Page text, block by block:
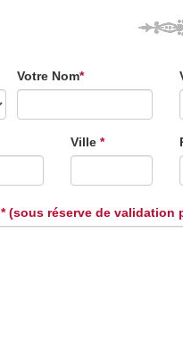
Votre Nom*
Ville*
* (sous réserve de validation